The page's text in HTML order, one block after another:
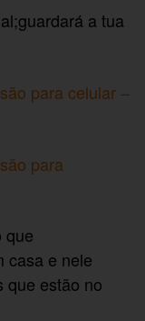
a tua
para celular –
para
que
casa e nele
que estão no